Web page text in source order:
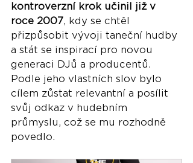
kontroverzní krok učinil již v
roce 2007, kdy se chtěl
přizpůsobit vývoji taneční hudby
a stát se inspirací pro novou
generaci DJů a producentů.
Podle jeho vlastních slov bylo
cílem zůstat relevantní a posílit
svůj odkaz v hudebním
průmyslu, což se mu rozhodně
povedlo.